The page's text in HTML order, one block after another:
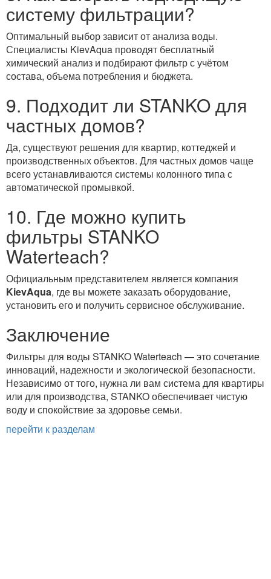
систему фильтрации?
Оптимальный выбор зависит от анализа воды.
Специалисты KievAqua проводят бесплатный
химический анализ и подбирают фильтр с учётом
состава, объема потребления и бюджета.
9. Подходит ли STANKO для
частных домов?
Да, существуют решения для квартир, коттеджей и
производственных объектов. Для частных домов чаще
всего устанавливаются системы колонного типа с
автоматической промывкой.
10. Где можно купить
фильтры STANKO
Waterteach?
Официальным представителем является компания
KievAqua, где вы можете заказать оборудование,
установить его и получить сервисное обслуживание.
Заключение
Фильтры для воды STANKO Waterteach — это сочетание
инноваций, надежности и экологической безопасности.
Независимо от того, нужна ли вам система для квартиры
или для производства, STANKO обеспечивает чистую
воду и спокойствие за здоровье семьи.
перейти к разделам